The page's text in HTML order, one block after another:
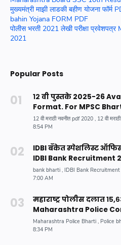
मुख्यमंत्री माझी लाडकी बहीण योजना
bahin Yojana FORM PDF
पोलीस भरती 2021 लेखी परीक्षा
2021
Popular Posts
१२ वी पुस्तके 2025-26
Format. For MPSC
IDBI बँकेत स्पेशलिस्ट
IDBI Bank Recruitment
महाराष्ट्र पोलीस दलात
Maharashtra Police